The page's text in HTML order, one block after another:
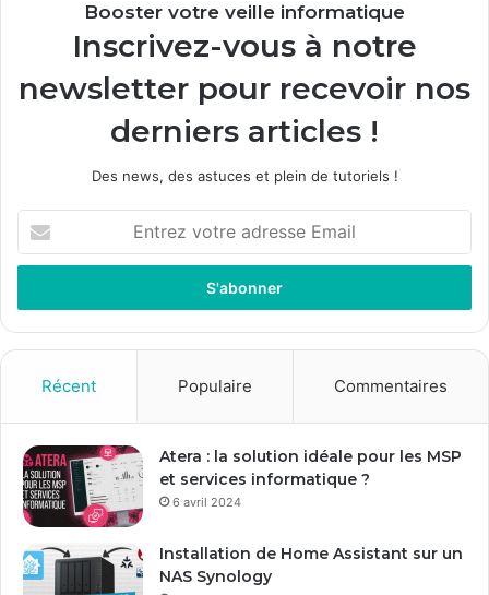
Booster votre veille informatique
Inscrivez-vous à notre
newsletter pour recevoir nos
derniers articles !
Des news, des astuces et plein de tutoriels !
t
e
z
r
e
a
d
s
Récent Populaire Commentaires
Atera : la solution idéale pour les MSP
et services informatique ?
6 avril 2024
Installation de Home Assistant sur un
NAS Synology